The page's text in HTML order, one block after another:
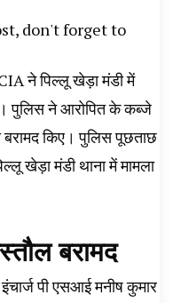
don't forget to
ने पिल्लू खेड़ा मंडी में
पुलिस ने आरोपित के कब्जे
किए। पुलिस पूछताछ
खेड़ा मंडी थाना में मामला
बरामद
इंचार्ज पी एसआई मनीष कुमार